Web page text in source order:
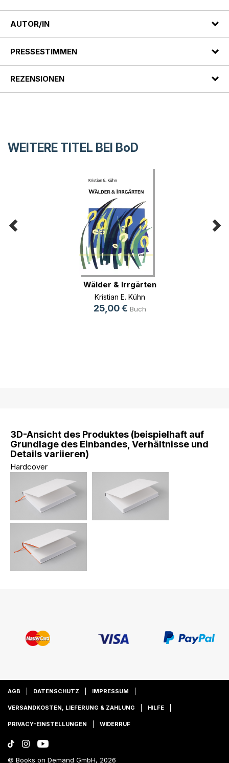
AUTOR/IN
PRESSESTIMMEN
REZENSIONEN
WEITERE TITEL BEI BoD
Wälder & Irrgärten
Kristian E. Kühn
25,00 € Buch
3D-Ansicht des Produktes (beispielhaft auf
Grundlage des Einbandes, Verhältnisse und
Details variieren)
Hardcover
AGB DATENSCHUTZ IMPRESSUM
VERSANDKOSTEN, LIEFERUNG & ZAHLUNG HILFE
PRIVACY-EINSTELLUNGEN WIDERRUF
© Books on Demand GmbH, 2026